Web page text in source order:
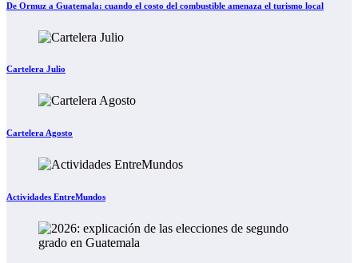
De Ormuz a Guatemala: cuando el costo del combustible amenaza el turismo local
Cartelera Julio
Cartelera Agosto
Actividades EntreMundos